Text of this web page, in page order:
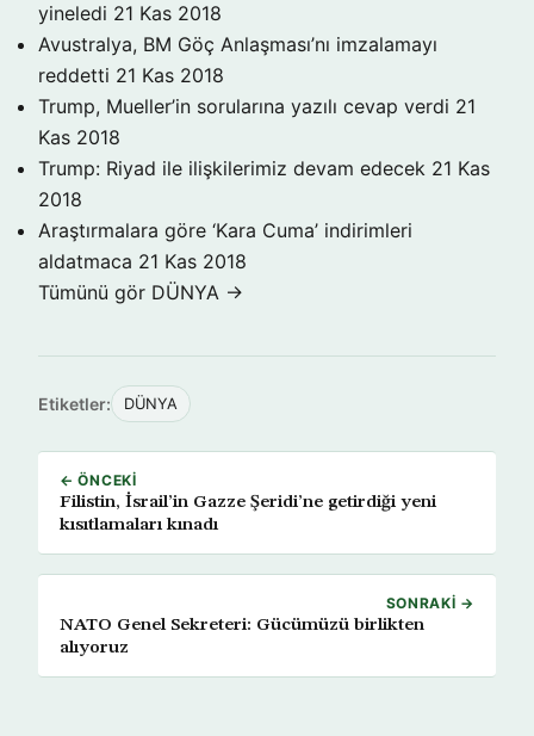
yineledi 21 Kas 2018
Avustralya, BM Göç Anlaşması’nı imzalamayı
reddetti 21 Kas 2018
Trump, Mueller’in sorularına yazılı cevap verdi 21
Kas 2018
Trump: Riyad ile ilişkilerimiz devam edecek 21 Kas
2018
Araştırmalara göre ‘Kara Cuma’ indirimleri
aldatmaca 21 Kas 2018
Tümünü gör DÜNYA →
Etiketler: DÜNYA
← ÖNCEKI
Filistin, İsrail’in Gazze Şeridi’ne getirdiği yeni
kısıtlamaları kınadı
SONRAKI →
NATO Genel Sekreteri: Gücümüzü birlikten
alıyoruz